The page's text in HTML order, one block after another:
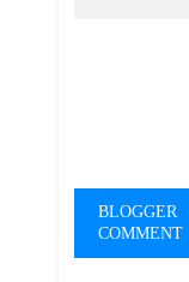
BLOGGER
COMMENT